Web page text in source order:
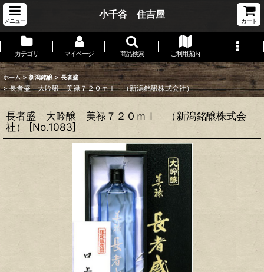
メニュー
小千谷 住吉屋
カート
カテゴリ マイページ 商品検索 ご利用案内
ホーム > 新潟銘醸 > 長者盛
> 長者盛 大吟醸 美禄７２０ｍｌ （新潟銘醸株式会社）
長者盛 大吟醸 美禄７２０ｍｌ （新潟銘醸株式会
社）
[No.1083]